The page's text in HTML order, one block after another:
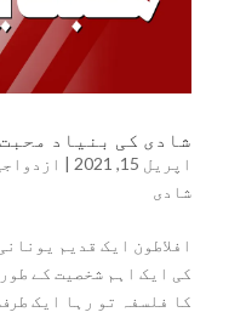
شادی کی بنیاد
اپریل 15, 2021 |
شادی
افلاطون ایک قدیم
کی ایک اہم شخصیت کے
کا فلسفہ تو رہا ایک